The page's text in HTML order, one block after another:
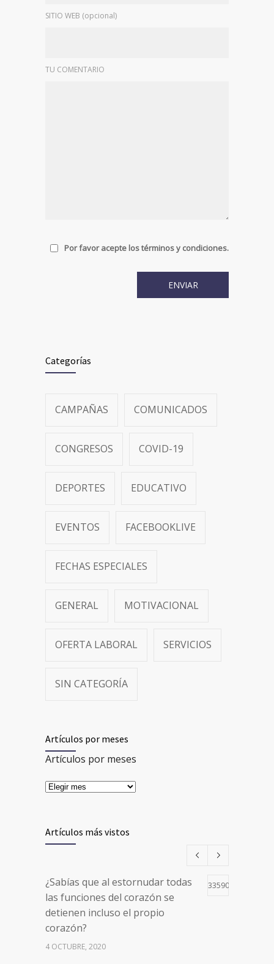
SITIO WEB (opcional)
TU COMENTARIO
Por favor acepte los términos y condiciones.
Categorías
CAMPAÑAS COMUNICADOS
CONGRESOS COVID-19
DEPORTES EDUCATIVO
EVENTOS FACEBOOKLIVE
FECHAS ESPECIALES
GENERAL MOTIVACIONAL
OFERTA LABORAL SERVICIOS
SIN CATEGORÍA
Artículos por meses
Artículos por meses
Artículos más vistos
¿Sabías que al estornudar todas
las funciones del corazón se
detienen incluso el propio
corazón?
33590
4 OCTUBRE, 2020